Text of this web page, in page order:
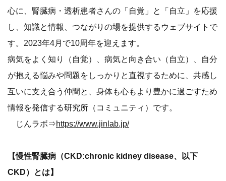
心に、腎臓病・透析患者さんの「自覚」と「自立」を応援
し、知識と情報、つながりの場を提供するウェブサイトで
す。2023年4月で10周年を迎えます。
病気をよく知り（自覚）、病気と向き合い（自立）、自分
が抱える悩みや問題をしっかりと直視するために、共感し
互いに支え合う仲間と、身体も心もより豊かに過ごすため
情報を発信する研究所（コミュニティ）です。
じんラボ⇒https://www.jinlab.jp/
【慢性腎臓病（CKD:chronic kidney disease、以下
CKD）とは】